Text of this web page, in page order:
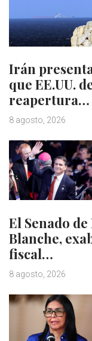
Irán
que EE.UU.
reapertura…
8 agosto, 2026
El Senado
Blanche,
fiscal…
8 agosto, 2026